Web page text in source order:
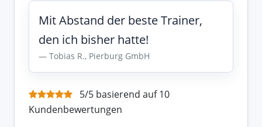
Mit Abstand der beste Trainer,
den ich bisher hatte!
Tobias R., Pierburg GmbH
5/5 basierend auf 10
Kundenbewertungen